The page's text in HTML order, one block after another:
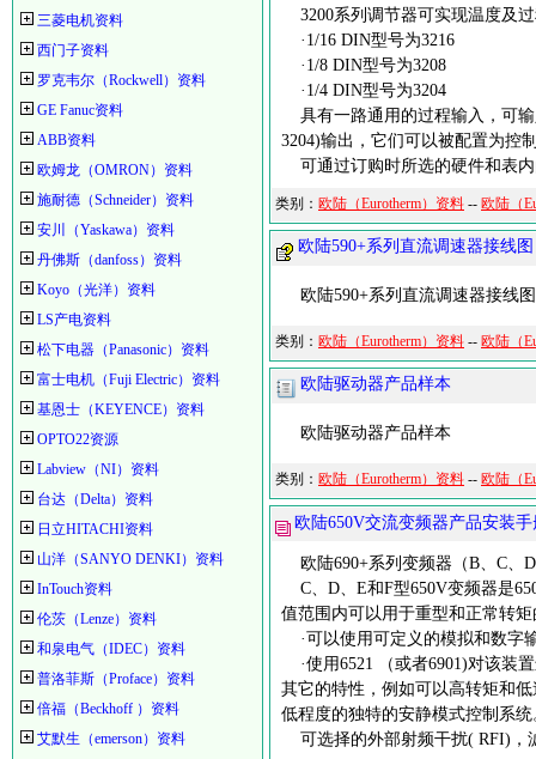
三菱电机资料
西门子资料
罗克韦尔（Rockwell）资料
GE Fanuc资料
ABB资料
欧姆龙（OMRON）资料
施耐德（Schneider）资料
安川（Yaskawa）资料
丹佛斯（danfoss）资料
Koyo（光洋）资料
LS产电资料
松下电器（Panasonic）资料
富士电机（Fuji Electric）资料
基恩士（KEYENCE）资料
OPTO22资源
Labview（NI）资料
台达（Delta）资料
日立HITACHI资料
山洋（SANYO DENKI）资料
InTouch资料
伦茨（Lenze）资料
和泉电气（IDEC）资料
普洛菲斯（Proface）资料
倍福（Beckhoff ）资料
艾默生（emerson）资料
3200系列调节器可实现温度及
·1/16 DIN型号为3216
·1/8 DIN型号为3208
·1/4 DIN型号为3204
具有一路通用的过程输入，可输
3204)输出，它们可以被配置为控
可通过订购时所选的硬件和表
类别： 欧陆（Eurotherm）资料 -- 欧陆（
欧陆590+系列直流调速器接线图
欧陆590+系列直流调速器接线图
类别： 欧陆（Eurotherm）资料 -- 欧陆（
欧陆驱动器产品样本
欧陆驱动器产品样本
类别： 欧陆（Eurotherm）资料 -- 欧陆（
欧陆650V交流变频器产品安装
欧陆690+系列变频器（B、C、
C、D、E和F型650V变频器是
值范围内可以用于重型和正常转
·可以使用可定义的模拟和数字
·使用6521 （或者6901)对该装
其它的特性，例如可以高转矩和
低程度的独特的安静模式控制系统
可选择的外部射频干扰( RFI)，